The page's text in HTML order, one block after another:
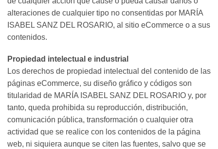
alteraciones de cualquier tipo no consentidas por MARÍA
ISABEL SANZ DEL ROSARIO, al sitio eCommerce o a sus
contenidos.
Propiedad intelectual e industrial
Los derechos de propiedad intelectual del contenido de las
páginas eCommerce, su diseño gráﬁco y códigos son
titularidad de MARÍA ISABEL SANZ DEL ROSARIO y, por
tanto, queda prohibida su reproducción, distribución,
comunicación pública, transformación o cualquier otra
actividad que se realice con los contenidos de la página
web, ni siquiera aunque se citen las fuentes, salvo que se